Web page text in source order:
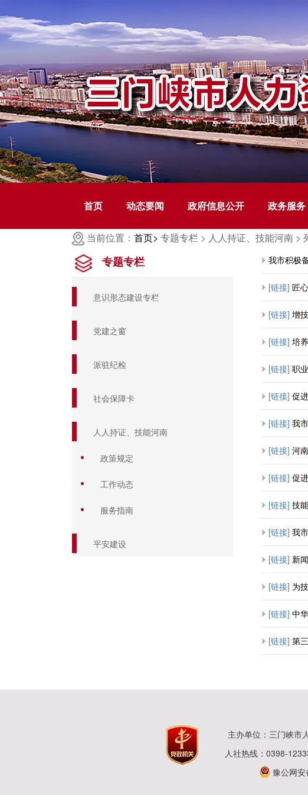
首页 动态要闻 政府信息公开 政务服务
当前位置： 首页> 专题专栏 > 人人持证、技能河南 >
专题专栏
意识形态建设专栏
党建之窗
派驻纪检
社会保障卡
人人持证、技能河南
政策规定
工作动态
服务指南
平安建设
我市积极
[链接] 匠
[链接] 增
[链接] 培
[链接] 职
[链接] 促进
[链接] 我
[链接] 河
[链接] 促进
[链接] 技
[链接] 我
[链接] 新
[链接] 为
[链接] 中华
[链接] 第
主办单位：三门峡市
人社热线：0398-
豫公网